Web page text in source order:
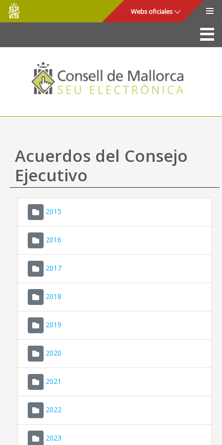
Saltar al contenido principal
Consell
de
Mallorca
Webs oficiales
La Sede
Consejo de Mallorca
Acceso y seguridad
Utilidades
Mapa web
Ayuda
Acuerdos del Consejo
Ejecutivo
2015
2016
2017
2018
2019
2020
2021
2022
2023